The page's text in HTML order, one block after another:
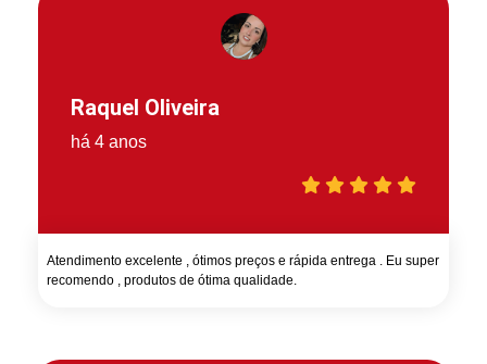
Raquel Oliveira
há 4 anos
Atendimento excelente , ótimos preços e rápida entrega . Eu super
recomendo , produtos de ótima qualidade.